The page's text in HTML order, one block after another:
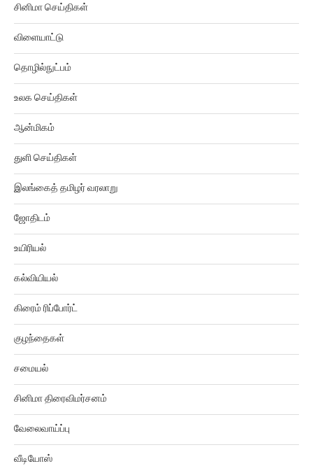
சினிமா செய்திகள்
விளையாட்டு
தொழில்நுட்பம்
உலக செய்திகள்
ஆன்மிகம்
துளி செய்திகள்
இலங்கைத் தமிழர் வரலாறு
ஜோதிடம்
உயிரியல்
கல்வியியல்
கிரைம் ரிப்போர்ட்
குழந்தைகள்
சமையல்
சினிமா திரைவிமர்சனம்
வேலைவாய்ப்பு